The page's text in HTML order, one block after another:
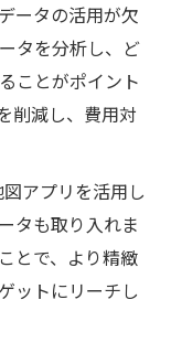
ータの活用が欠
タを分析し、ど
ことがポイント
削減し、費用対
アプリを活用し
タも取り入れま
とで、より精緻
ットにリーチし